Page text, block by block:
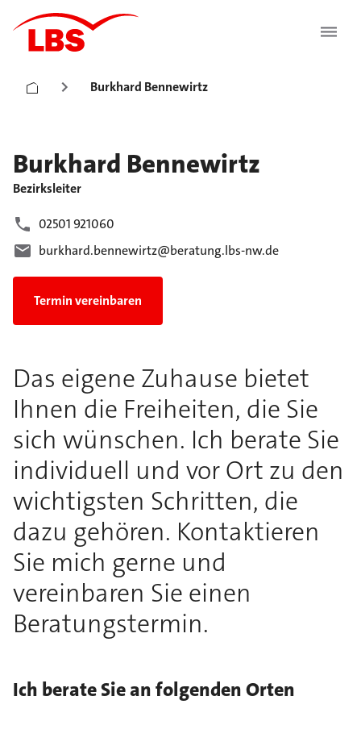
Burkhard Bennewirtz
Burkhard Bennewirtz
Bezirksleiter
02501 921060
burkhard.bennewirtz@beratung.lbs-nw.de
Termin vereinbaren
Das eigene Zuhause bietet
Ihnen die Freiheiten, die Sie
sich wünschen. Ich berate Sie
individuell und vor Ort zu den
wichtigsten Schritten, die
dazu gehören. Kontaktieren
Sie mich gerne und
vereinbaren Sie einen
Beratungstermin.
Ich berate Sie an folgenden Orten